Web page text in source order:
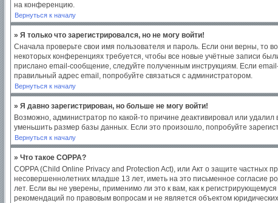
на конференцию.
Вернуться к началу
» Я только что зарегистрировался, но не могу войти!
Сначала проверьте свои имя пользователя и пароль. Если они верны, то
некоторых конференциях требуется, чтобы все новые учётные записи
прислано email-сообщение, следуйте полученным инструкциям. Если
правильный адрес email, попробуйте связаться с администратором.
Вернуться к началу
» Я давно зарегистрирован, но больше не могу войти!
Возможно, администратор по какой-то причине деактивировал или
уменьшить размер базы данных. Если это произошло, попробуйте
Вернуться к началу
» Что такое COPPA?
COPPA (Child Online Privacy and Protection Act), или Акт о защите частных
несовершеннолетних младше 13 лет, иметь на это письменное согласие
лет. Если вы не уверены, применимо ли это к вам, как к
рекомендаций по правовым вопросам и не является объектом